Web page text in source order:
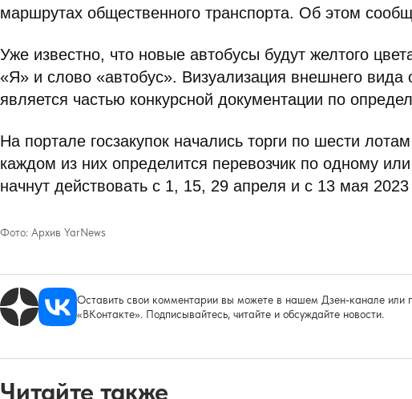
маршрутах общественного транспорта. Об этом
Уже известно, что новые автобусы будут желтого
«Я» и слово «автобус». Визуализация внешнего вида
является частью конкурсной документации по
На портале госзакупок начались торги по шести
каждом из них определится перевозчик по одному
начнут действовать с 1, 15, 29 апреля и с 13 мая 2023
Фото: Архив YarNews
Оставить свои комментарии вы можете в нашем Дзен-канале или
«ВКонтакте». Подписывайтесь, читайте и обсуждайте новости.
Читайте также